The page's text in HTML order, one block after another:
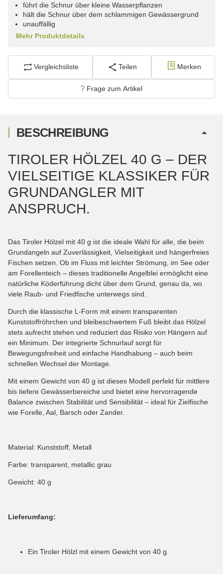
führt die Schnur über kleine Wasserpflanzen
hält die Schnur über dem schlammigen Gewässergrund
unauffällig
Mehr Produktdetails
Vergleichsliste Teilen Merken
Frage zum Artikel
BESCHREIBUNG
TIROLER HÖLZEL 40 G – DER
VIELSEITIGE KLASSIKER FÜR
GRUNDANGLER MIT
ANSPRUCH.
Das Tiroler Hölzel mit 40 g ist die ideale Wahl für alle, die beim
Grundangeln auf Zuverlässigkeit, Vielseitigkeit und hängerfreies
Fischen setzen. Ob im Fluss mit leichter Strömung, im See oder
am Forellenteich – dieses traditionelle Angelblei ermöglicht eine
natürliche Köderführung dicht über dem Grund, genau da, wo
viele Raub- und Friedfische unterwegs sind.
Durch die klassische L-Form mit einem transparenten
Kunststoffröhrchen und bleibeschwertem Fuß bleibt das Hölzel
stets aufrecht stehen und reduziert das Risiko von Hängern auf
ein Minimum. Der integrierte Schnurlauf sorgt für
Bewegungsfreiheit und einfache Handhabung – auch beim
schnellen Wechsel der Montage.
Mit einem Gewicht von 40 g ist dieses Modell perfekt für mittlere
bis tiefere Gewässerbereiche und bietet eine hervorragende
Balance zwischen Stabilität und Sensibilität – ideal für Zielfische
wie Forelle, Aal, Barsch oder Zander.
Material: Kunststoff, Metall
Farbe: transparent, metallic grau
Gewicht: 40 g
Lieferumfang:
Ein Tiroler Hölzl mit einem Gewicht von 40 g.